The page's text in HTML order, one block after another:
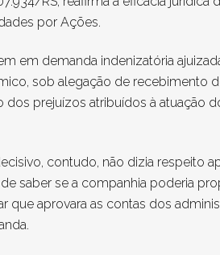
por Ações.
em demanda indenizatória
sob alegação de recebimento
dos prejuízos atribuídos à
contudo, não dizia respeito
saber se a companhia poderia
que aprovara as contas dos